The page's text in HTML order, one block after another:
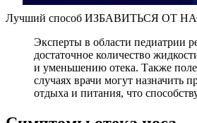
Лучший способ ИЗБАВИТЬСЯ ОТ
Эксперты в области педиатрии
достаточное количество
и уменьшению отека. Также
случаях врачи могут назначить
отдыха и питания, что